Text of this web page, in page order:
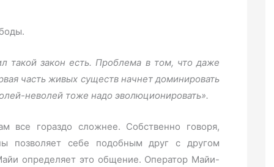
такой закон есть. Проблема в том, что даже
часть живых существ начнет доминировать
неволей тоже надо эволюционировать».
все гораздо сложнее. Собственно говоря,
позволяет себе подобным друг с другом
определяет это общение. Оператор Майи-